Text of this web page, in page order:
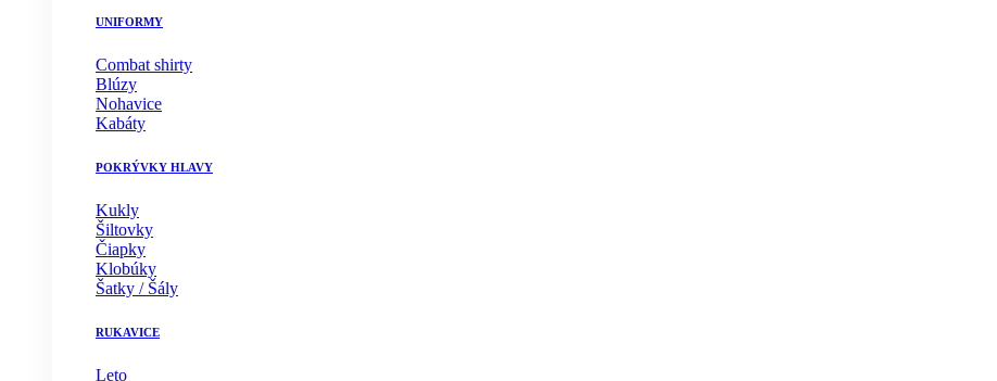
UNIFORMY
Combat shirty
Blúzy
Nohavice
Kabáty
POKRÝVKY HLAVY
Kukly
Šiltovky
Čiapky
Klobúky
Šatky / Šály
RUKAVICE
Leto